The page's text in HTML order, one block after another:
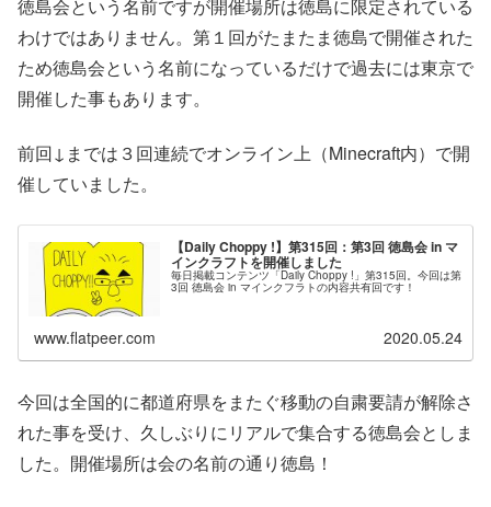
徳島会という名前ですが開催場所は徳島に限定されている
わけではありません。第１回がたまたま徳島で開催された
ため徳島会という名前になっているだけで過去には東京で
開催した事もあります。
前回↓までは３回連続でオンライン上（Minecraft内）で開
催していました。
【Daily Choppy !】第315回：第3回 徳島会 in マ
インクラフトを開催しました
毎日掲載コンテンツ「Daily Choppy !」第315回。今回は第
3回 徳島会 in マインクフラトの内容共有回です！
www.flatpeer.com 2020.05.24
今回は全国的に都道府県をまたぐ移動の自粛要請が解除さ
れた事を受け、久しぶりにリアルで集合する徳島会としま
した。開催場所は会の名前の通り徳島！